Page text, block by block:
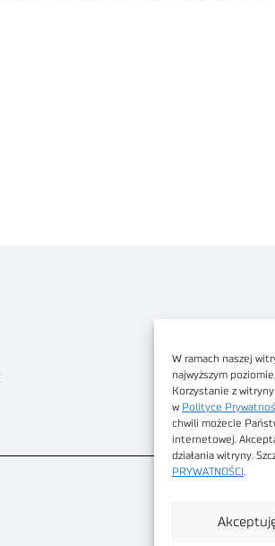
W ramach naszej
najwyższym
Korzystanie z
w Polityce
chwili możecie
internetowej.
działania witryny.
PRYWATNOŚCI